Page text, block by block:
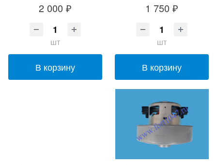
2 000 ₽
шт
В корзину
1 750 ₽
шт
В корзину